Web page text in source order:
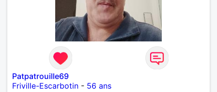
Patpatrouille69
Friville-Escarbotin - 56 ans